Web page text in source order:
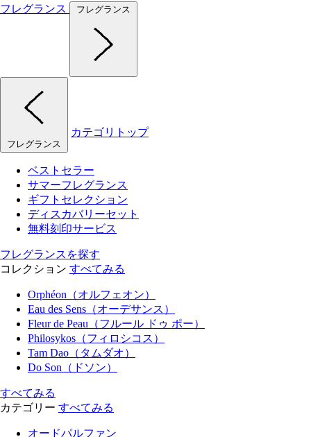
フレグランス
フレグランス
フレグランス
カテゴリトップ
ベストセラー
サマーフレグランス
ギフトセレクション
ディスカバリーセット
無料刻印サービス
フレグランスを探す
コレクション すべてみる
Orphéon（オルフェオン）
Eau des Sens（オーデサンス）
Fleur de Peau（フルール ドゥ ポー）
Philosykos（フィロシコス）
Tam Dao（タムダオ）
Do Son（ドソン）
すべてみる
カテゴリー すべてみる
オードパルファン